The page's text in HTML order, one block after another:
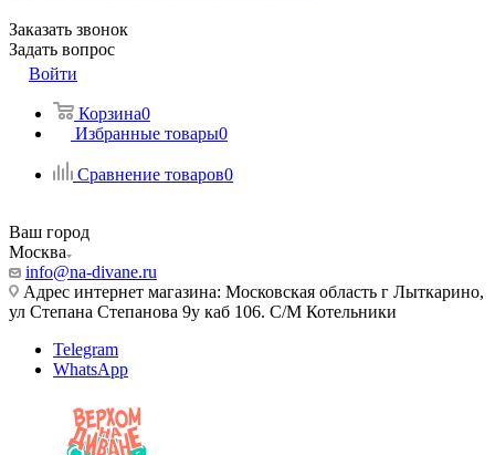
Заказать звонок
Задать вопрос
Войти
Корзина0
Избранные товары0
Сравнение товаров0
Ваш город
Москва
info@na-divane.ru
Адрес интернет магазина: Московская область г Лыткарино,
ул Степана Степанова 9у каб 106. С/М Котельники
Telegram
WhatsApp